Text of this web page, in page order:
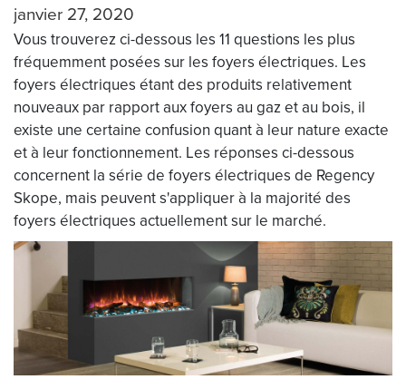
janvier 27, 2020
Vous trouverez ci-dessous les 11 questions les plus
fréquemment posées sur les foyers électriques. Les
foyers électriques étant des produits relativement
nouveaux par rapport aux foyers au gaz et au bois, il
existe une certaine confusion quant à leur nature exacte
et à leur fonctionnement. Les réponses ci-dessous
concernent la série de foyers électriques de Regency
Skope, mais peuvent s'appliquer à la majorité des
foyers électriques actuellement sur le marché.